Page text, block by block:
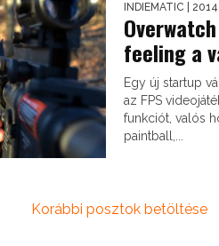
INDIEMATIC |
feeling a
Egy új startup
az FPS
funkciót, valós
paintball,...
Korábbi posztok betöltése